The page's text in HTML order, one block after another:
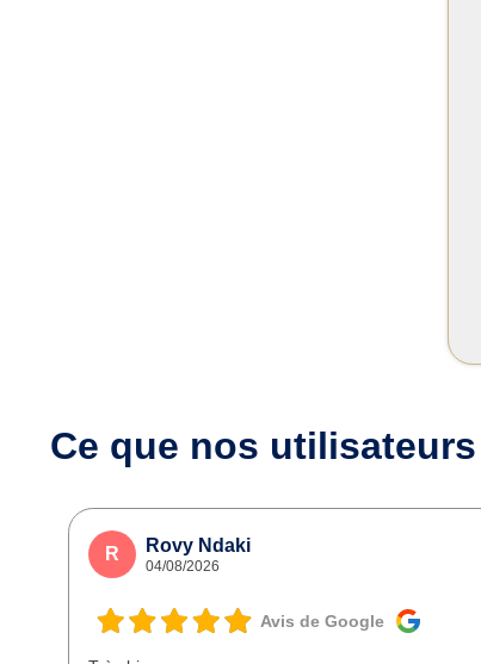
Ce que nos utilisateurs
R Rovy Ndaki
04/08/2026
Avis de Google